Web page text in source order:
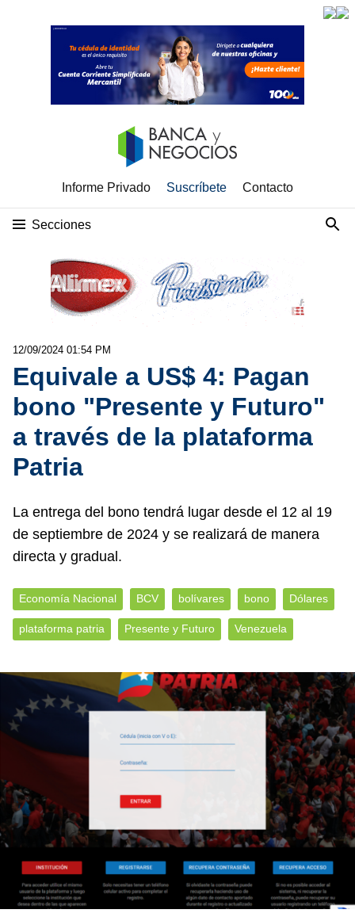
Informe Privado Suscríbete Contacto
Secciones
12/09/2024 01:54 PM
Equivale a US$ 4: Pagan
bono "Presente y Futuro"
a través de la plataforma
Patria
La entrega del bono tendrá lugar desde el 12 al 19
de septiembre de 2024 y se realizará de manera
directa y gradual.
Economía Nacional BCV bolívares bono Dólares
plataforma patria Presente y Futuro Venezuela